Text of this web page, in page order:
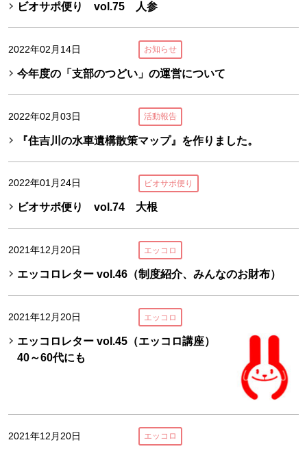
ビオサポ便り vol.75 人参
2022年02月14日 お知らせ
今年度の「支部のつどい」の運営について
2022年02月03日 活動報告
『住吉川の水車遺構散策マップ』を作りました。
2022年01月24日 ビオサポ便り
ビオサポ便り vol.74 大根
2021年12月20日 エッコロ
エッコロレター vol.46（制度紹介、みんなのお財布）
2021年12月20日 エッコロ
エッコロレター vol.45（エッコロ講座）
40～60代にも
2021年12月20日 エッコロ